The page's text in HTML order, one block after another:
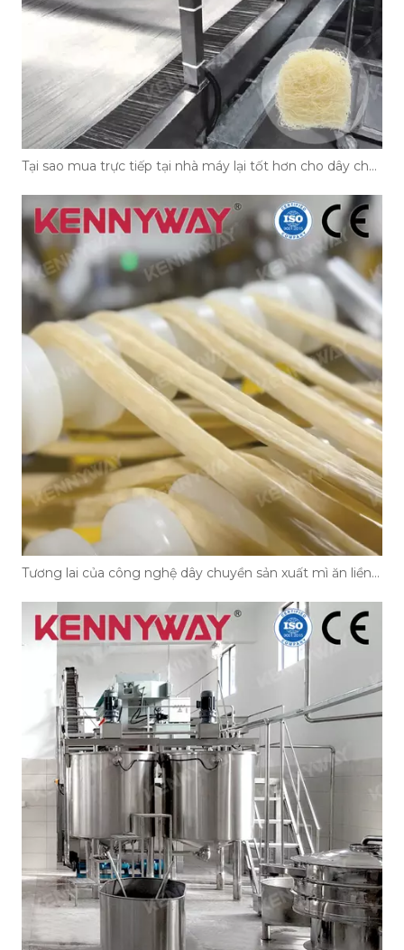
Tại sao mua trực tiếp tại nhà máy lại tốt hơn cho dây chuyền sản xuất bún của bạn
Tương lai của công nghệ dây chuyền sản xuất mì ăn liền tự động vào năm 2026